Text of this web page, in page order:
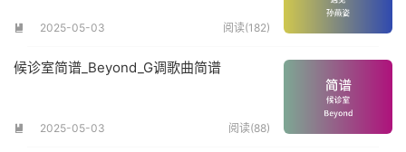
 2025-05-03 阅读(182)
候诊室简谱_Beyond_G调歌曲简谱
 2025-05-03 阅读(88)